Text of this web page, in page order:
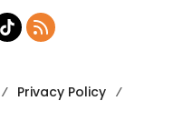
Privacy Policy